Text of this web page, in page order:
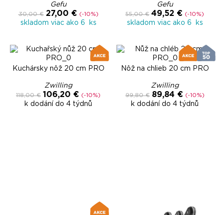
Gefu
30,00 € 27,00 € (-10%)
skladom viac ako 6 ks
Gefu
55,00 € 49,52 € (-10%)
skladom viac ako 6 ks
Kuchársky nôž 20 cm PRO
Zwilling
118,00 € 106,20 € (-10%)
k dodání do 4 týdnů
Nôž na chlieb 20 cm PRO
Zwilling
99,80 € 89,84 € (-10%)
k dodání do 4 týdnů